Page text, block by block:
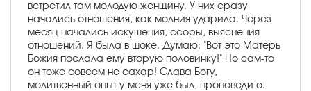
встретил там молодую женщину. У них сразу
начались отношения, как молния ударила. Через
месяц начались искушения, ссоры, выяснения
отношений. Я была в шоке. Думаю: "Вот это Матерь
Божия послала ему вторую половинку!" Но сам-то
он тоже совсем не сахар! Слава Богу,
молитвенный опыт у меня уже был, проповеди о.